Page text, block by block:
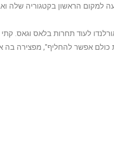
למקום הראשון בקטגוריה שלה
לעוד תחרות בלאס וגאס.
אפשר להחליף", מפצירה בה